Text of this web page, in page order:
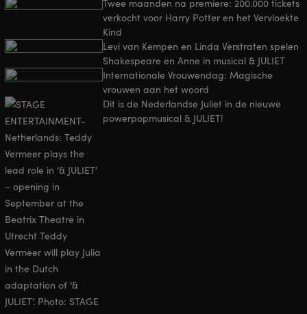
Twee maanden na premiere: 200.000 tickets
verkocht voor Harry Potter en het Vervloekte
Kind
Levi van Kempen en Linda Verstraten spelen
Shakespeare en Anne in musical & JULIET
Internationale Vrouwendag: Magische
vrouwen aan het woord
Dit is de Nederlandse Juliet in de nieuwe
powerpopmusical & JULIET!